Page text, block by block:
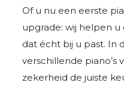
Of u nu een eerste
upgrade: wij helpen
dat écht bij u past. In
verschillende piano’s
zekerheid de juiste